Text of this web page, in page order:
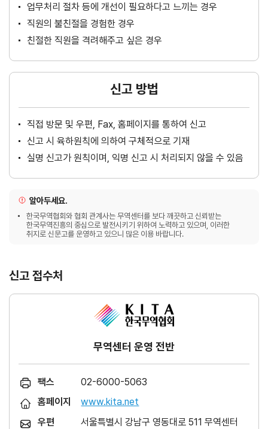
업무처리 절차 등에 개선이 필요하다고 느끼는 경우
직원의 불친절을 경험한 경우
친절한 직원을 격려해주고 싶은 경우
신고 방법
직접 방문 및 우편, Fax, 홈페이지를 통하여 신고
신고 시 육하원칙에 의하여 구체적으로 기재
실명 신고가 원칙이며, 익명 신고 시 처리되지 않을 수 있음
알아두세요.
한국무역협회와 협회 관계사는 무역센터를 보다 깨끗하고 신뢰받는
한국무역진흥의 중심으로 발전시키기 위하여 노력하고 있으며, 이러한
취지로 신문고를 운영하고 있으니 많은 이용 바랍니다.
신고 접수처
무역센터 운영 전반
팩스
02-6000-5063
홈페이지
www.kita.net
우편
서울특별시 강남구 영동대로 511 무역센터